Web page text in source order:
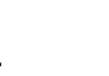
maľovanie pre